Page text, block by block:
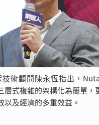
術顧問陳永恆指出，
層式複雜的架構化為簡單，
以及經濟的多重效益。